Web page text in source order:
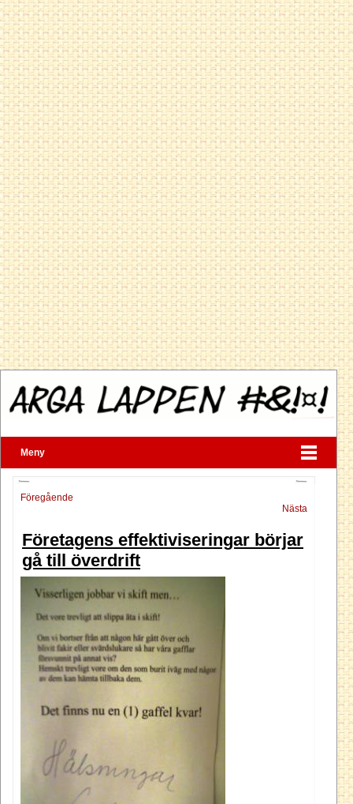
Meny
Föregående
Nästa
Företagens effektiviseringar börjar
gå till överdrift